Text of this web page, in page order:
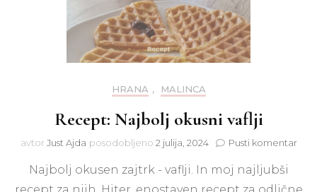
HRANA , MALINCA
Recept: Najbolj okusni vaflji
avtor Just Ajda posodobljeno 2 julija, 2024 Pusti komentarna
Najbolj okusen zajtrk - vaflji. In moj najljubši